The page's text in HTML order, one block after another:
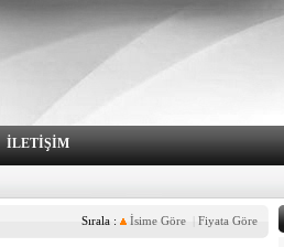
İLETİŞİM
Sırala : İsime Göre | Fiyata Göre